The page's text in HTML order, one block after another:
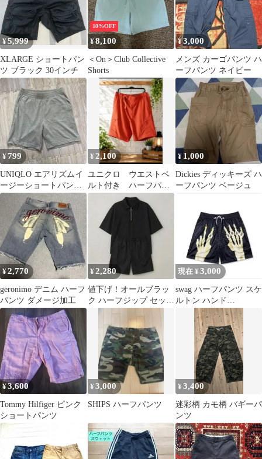
¥5,999
XLARGE ショートパン
ツ ブラック 30インチ
10%OFF
¥8,100
＜On＞Club Collective
Shorts
¥3,000
メンズ カーゴパンツ ハ
ーフパンツ ネイビー
¥799
UNIQLO エアリズムイ
ージーショートパンツ
M メンズ
¥ 2,100
ユニクロ ウエストベ
ルト付き ハーフパン
ツサイズXL未使用
¥ 1,000
Dickies ディッキーズ ハ
ーフパンツ ベージュ
¥2,770
geronimo デニム ハーフ
パンツ ダメージ加工
¥2,280
値下げ！オールブラッ
ク ハーフジップ セット
現在 ¥ 3,000
swag ハーフパンツ スケ
ルトン ハンド
fuckthisindustry
¥3,600
Tommy Hilfiger ピンク
ショートパンツ
¥3,000
SHIPS ハーフパンツ
¥3,400
迷彩柄 カモ柄 バギーパ
ンツ